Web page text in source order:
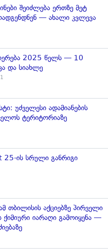
შეიძლება ერთზე მეტ
— ახალი კვლევა
2025 წელს — 10
და სიახლე
უძველესი ადამიანების
ტერიტორიაზე
ის სრული განრიგი
თბილისის აქციებზე პირველი
იარაღი გამოიყენა —